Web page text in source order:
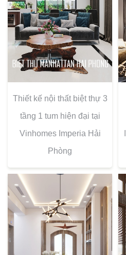
Thiết kế nội thất biệt thự 3
tầng 1 tum hiện đại tại
Vinhomes Imperia Hải
Phòng